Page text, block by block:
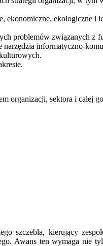
ekonomiczne, ekologiczne
problemów związanych z
informatyczno-
organizacji, sektora i całej
szczebla, kierujący
Awans ten wymaga nie